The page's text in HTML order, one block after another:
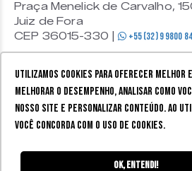
Utilizamos cookies para oferecer melhor
melhorar o desempenho, analisar como
nosso site e personalizar conteúdo. Ao
você concorda com o uso de cookies.
Ok, entendi!
Praça Menelick de Carvalho,
Juiz de Fora
CEP 36015-330 |
+55 (32) 9 9800
os direitos reservados.